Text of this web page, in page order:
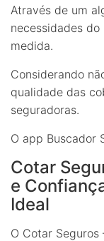
Através de um
necessidades
medida.
Considerando
qualidade das
seguradoras.
O app Buscador
Cotar
e
Ideal
O Cotar